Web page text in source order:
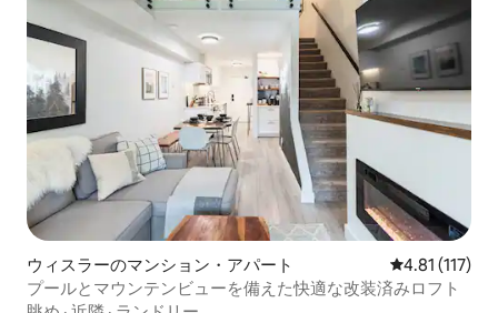
ウィスラーのマンション・アパート レビュー117
4.81 (117)
プールとマウンテンビューを備えた快適な改装済みロフト